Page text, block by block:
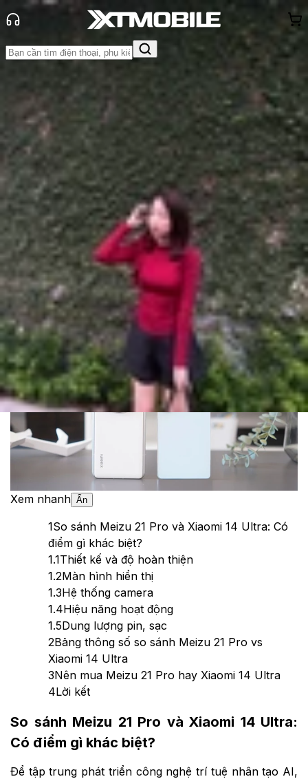
Tin tức
So Sánh
Tin Mới
Đánh Giá - Trên Tay So Sánh Tư vấn
Khuyến
mãiThủ thuật Hỏi đáp App - Game Thông báo
Khách
hàng - Sự kiện
So sánh Xiaomi 14 Ultra và Meizu 21
Pro: Thiết bị nào 'ngon' hơn?
Anh Thư
Ngày đăng:
28/03/2024
Cập nhật: 28/05/2026
Theo dõi XTMobile trên
Xem nhanh Ẩn
1So sánh Meizu 21 Pro và Xiaomi 14 Ultra: Có
điểm gì khác biệt?
1.1Thiết kế và độ hoàn thiện
1.2Màn hình hiển thị
1.3Hệ thống camera
1.4Hiệu năng hoạt động
1.5Dung lượng pin, sạc
2Bảng thông số so sánh Meizu 21 Pro vs
Xiaomi 14 Ultra
3Nên mua Meizu 21 Pro hay Xiaomi 14 Ultra
4Lời kết
So sánh Meizu 21 Pro và Xiaomi 14 Ultra:
Có điểm gì khác biệt?
Để tập trung phát triển công nghệ trí tuệ nhân tạo AI,